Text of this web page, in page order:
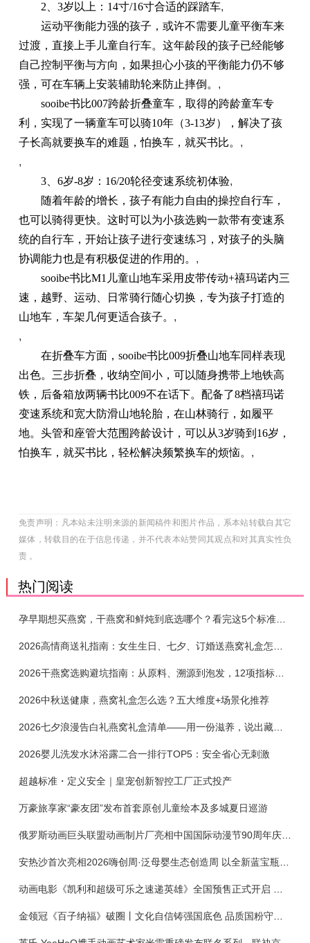
2、3岁以上：14寸/16寸合适的踩踏车,
运动平衡能力强的孩子，或许不需要儿童平衡车来
过渡，直接上手儿童自行车。这年龄段的孩子已经能够
自己控制平衡与方向，如果担心小孩的平衡能力仍不够
强，可在车辆上安装辅助轮来防止摔倒。 ,
sooibe书比007跨龄折叠童车，取得的跨龄童车专
利，实现了一辆童车可以骑10年（3-13岁），解决了孩
子长高就要换车的难题，怕换车，就买书比。 ,
,
3、6岁-8岁：16/20轮径变速系统初体验,
随着年龄的增长，孩子有能力自由的操控自行车，
也可以骑得更快。这时可以为小孩选购一款带有变速系
统的自行车，开始让孩子进行变速练习，对孩子的头脑
协调能力也是有积极促进的作用的。 ,
sooibe书比M1儿童山地车采用皮带传动+禧玛诺内三
速，越野、运动、日常骑行随心切换，专为孩子打造的
山地车，车架几何更适合孩子。 ,
,
在折叠车方面，sooibe书比009折叠山地车同样表现
出色。三步折叠，收纳空间小，可以随身携带上地铁高
铁，后备箱放两辆书比009不在话下。配备了8档禧玛诺
变速系统和宽大防滑山地轮胎，在山林骑行，如履平
地。头管和座管大范围跨龄设计，可以从3岁骑到16岁，
怕换车，就买书比，轻松解决频繁换车的烦恼。 ,
免责声明：凡本站未注明来源的新闻稿件和图片作品，系本站转载自其它
媒体，转载目的在于信息传递，并不代表本站赞同其观点和对其真实性负
责 。
热门阅读
孕早期想买燕窝，干燕窝和鲜炖到底选哪个？看完这5个标准再下单
2026干燕窝选购避坑指南：从原料、溯源到泡发，12项指标判断靠谱燕窝
2026中秋送健康，燕窝礼盒怎么选？五大维度+场景化推荐
2026七夕浪漫告白礼燕窝礼盒清单——用一份滋养，说出藏在心底的爱
2026婴儿洗发水沐浴露二合一排行TOP5：安全省心无刺激
超越标准・定义安全｜皇宠创新智控工厂正式投产
万豪旅享家“豪友团”发布首套原创儿童绘本及多城夏日巡游
俄罗斯动画巨头联盟动画制片厂亮相中国国际动漫节90周年庆开启中国之旅新篇章
金领冠《百子纳福》破圈丨文化自信铸强国底色 品质国粉守护新生